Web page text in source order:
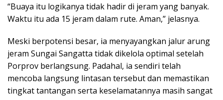
“Buaya itu logikanya tidak hadir di jeram yang banyak.
Waktu itu ada 15 jeram dalam rute. Aman,” jelasnya.
Meski berpotensi besar, ia menyayangkan jalur arung
jeram Sungai Sangatta tidak dikelola optimal setelah
Porprov berlangsung. Padahal, ia sendiri telah
mencoba langsung lintasan tersebut dan memastikan
tingkat tantangan serta keselamatannya masih sangat